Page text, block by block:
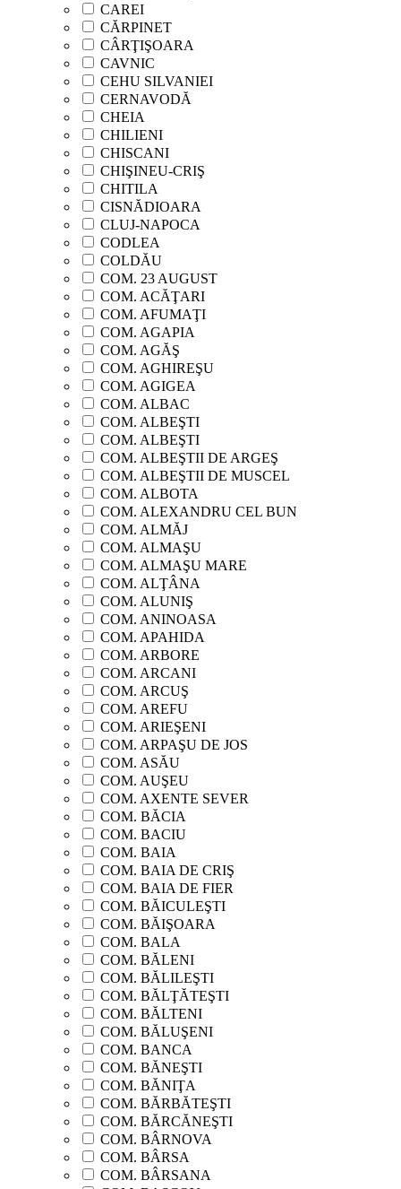
CAREI
CĂRPINET
CÂRŢIŞOARA
CAVNIC
CEHU SILVANIEI
CERNAVODĂ
CHEIA
CHILIENI
CHISCANI
CHIŞINEU-CRIŞ
CHITILA
CISNĂDIOARA
CLUJ-NAPOCA
CODLEA
COLDĂU
COM. 23 AUGUST
COM. ACĂŢARI
COM. AFUMAŢI
COM. AGAPIA
COM. AGĂŞ
COM. AGHIREŞU
COM. AGIGEA
COM. ALBAC
COM. ALBEŞTI
COM. ALBEŞTI
COM. ALBEŞTII DE ARGEŞ
COM. ALBEŞTII DE MUSCEL
COM. ALBOTA
COM. ALEXANDRU CEL BUN
COM. ALMĂJ
COM. ALMAŞU
COM. ALMAŞU MARE
COM. ALŢÂNA
COM. ALUNIŞ
COM. ANINOASA
COM. APAHIDA
COM. ARBORE
COM. ARCANI
COM. ARCUŞ
COM. AREFU
COM. ARIEŞENI
COM. ARPAŞU DE JOS
COM. ASĂU
COM. AUŞEU
COM. AXENTE SEVER
COM. BĂCIA
COM. BACIU
COM. BAIA
COM. BAIA DE CRIŞ
COM. BAIA DE FIER
COM. BĂICULEŞTI
COM. BĂIŞOARA
COM. BALA
COM. BĂLENI
COM. BĂLILEŞTI
COM. BĂLŢĂTEŞTI
COM. BĂLTENI
COM. BĂLUŞENI
COM. BANCA
COM. BĂNEŞTI
COM. BĂNIŢA
COM. BĂRBĂTEŞTI
COM. BĂRCĂNEŞTI
COM. BÂRNOVA
COM. BÂRSA
COM. BÂRSANA